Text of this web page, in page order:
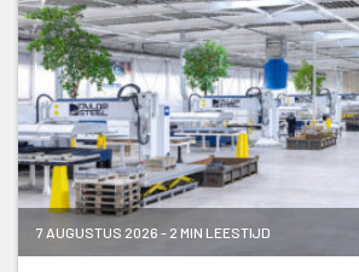
7 AUGUSTUS 2026 - 2 MIN LEESTIJD